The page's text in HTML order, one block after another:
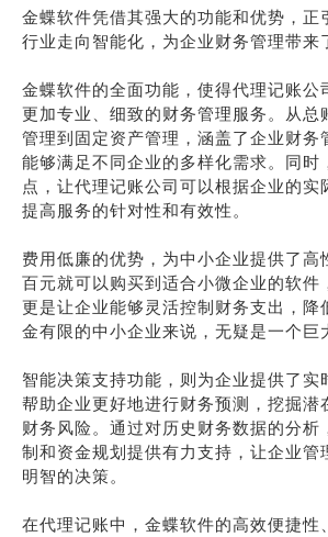
金蝶软件凭借其强大的功能和优势，正
行业走向智能化，为企业财务管理带来
金蝶软件的全面功能，使得代理记账公
更加专业、细致的财务管理服务。从总
管理到固定资产管理，涵盖了企业财务
能够满足不同企业的多样化需求。同时
点，让代理记账公司可以根据企业的实
提高服务的针对性和有效性。
费用低廉的优势，为中小企业提供了高
百元就可以购买到适合小微企业的软件
更是让企业能够灵活控制财务支出，降
金有限的中小企业来说，无疑是一个巨
智能决策支持功能，则为企业提供了实
帮助企业更好地进行财务预测，挖掘潜
财务风险。通过对历史财务数据的分析
制和资金规划提供有力支持，让企业管
明智的决策。
在代理记账中，金蝶软件的高效便捷性